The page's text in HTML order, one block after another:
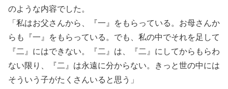
のような内容でした。
「私はお父さんから、『一』をもらっている。お母さんか
らも『一』をもらっている。でも、私の中でそれを足して
『二』にはできない。『二』は、『二』にしてからもらわ
ない限り、『二』は永遠に分からない。きっと世の中には
そういう子がたくさんいると思う」